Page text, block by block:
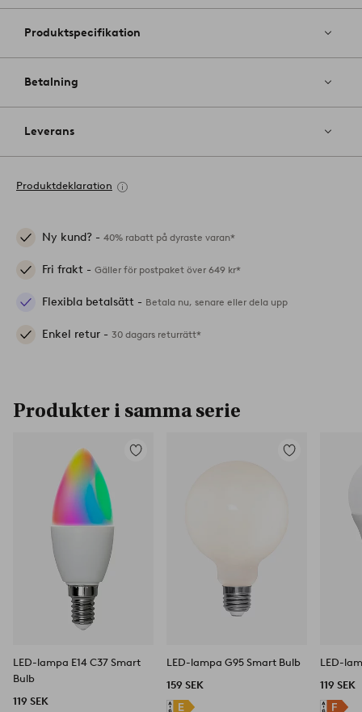
Produktspecifikation
Betalning
Leverans
Produktdeklaration
Ny kund? - 40% rabatt på dyraste varan*
Fri frakt - Gäller för postpaket över 649 kr*
Flexibla betalsätt - Betala nu, senare eller dela upp
Enkel retur - 30 dagars returrätt*
Produkter i samma serie
Lägg
LED-lampa E14 C37 Smart
Bulb
119 SEK
Lägg
LED-lampa G95 Smart Bulb
159 SEK
LED-
119 SEK